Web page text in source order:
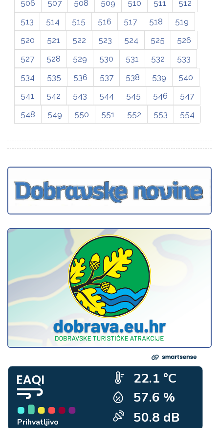
506 507 508 509 510 511
512
513
514 515 516 517 518
519
520
521 522 523 524 525
526
527
528 529 530 531 532
533
534
535 536 537 538 539
540
541
542 543 544 545 546
547
548
549 550 551 552 553 554